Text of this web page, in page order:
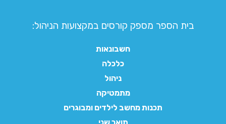
בית הספר מספק קורסים במקצועות הניהול:
חשבונאות
כלכלה
ניהול
מתמטיקה
תכנות מחשב לילדים ומבוגרים